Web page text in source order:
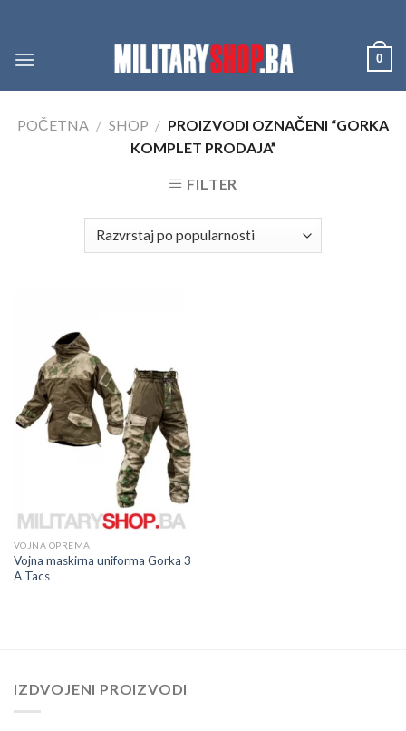
content
0
POČETNA / SHOP / PROIZVODI OZNAČENI “GORKA
KOMPLET PRODAJA”
FILTER
VOJNA OPREMA
Vojna maskirna uniforma Gorka 3
A Tacs
IZDVOJENI PROIZVODI